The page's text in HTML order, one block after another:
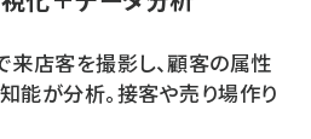
来店客を撮影し、顧客の属性
能が分析。接客や売り場作り